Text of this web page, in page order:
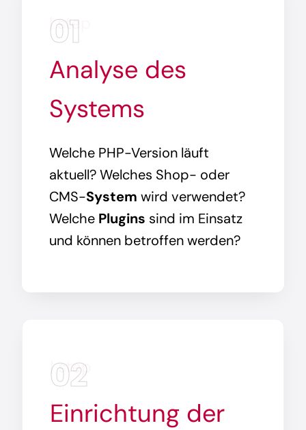
01
| step
Analyse des
Systems
Welche PHP-Version läuft
aktuell? Welches Shop- oder
CMS-System wird verwendet?
Welche Plugins sind im Einsatz
und können betroffen werden?
02
| step
Einrichtung der